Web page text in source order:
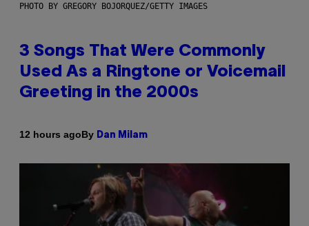
PHOTO BY GREGORY BOJORQUEZ/GETTY IMAGES
3 Songs That Were Commonly
Used As a Ringtone or Voicemail
Greeting in the 2000s
12 hours agoBy Dan Milam